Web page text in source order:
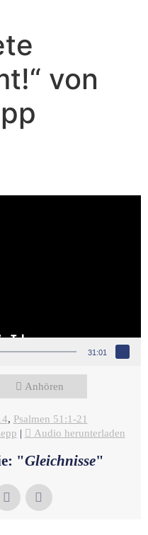
von
31:01
Anhören
, Psalmen 51:1-21
| Audio herunterladen
"Gleichnisse"